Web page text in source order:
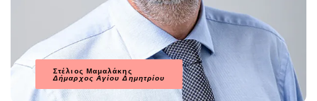
Στέλιος Μαμαλάκης
Δήμαρχος Αγίου Δημητρίου